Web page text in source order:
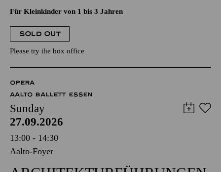
Für Kleinkinder von 1 bis 3 Jahren
SOLD OUT
Please try the box office
OPERA
AALTO BALLETT ESSEN
Sunday
27.09.2026
13:00 - 14:30
Aalto-Foyer